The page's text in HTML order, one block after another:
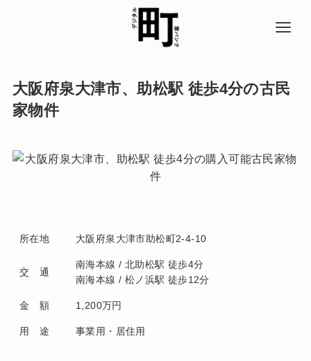
大阪府泉大津市、助松駅 徒歩4分の古民
家物件
所在地 大阪府泉大津市助松町2-4-10
交 通
南海本線 / 北助松駅 徒歩4分
南海本線 / 松ノ浜駅 徒歩12分
金 額 1,200万円
用 途 事業用・居住用